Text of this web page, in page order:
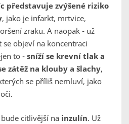
představuje zvýšené riziko
, jako je infarkt, mrtvice,
zraku. A naopak - už
objeví na koncentraci
to - sníží se krevní tlak a
zátěž na klouby a šlachy,
se příliš nemluví, jako
citlivější na inzulín. Už